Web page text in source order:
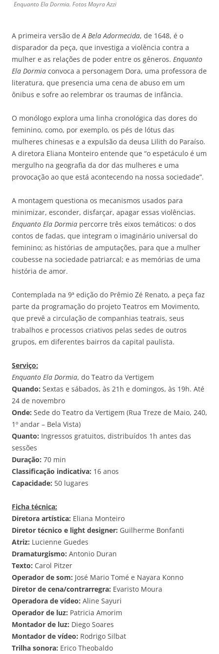
Enquanto Ela Dormia. Fotos Mayra Azzi
A primeira versão deA Bela Adormecida, de 1648, é o
disparador da peça, que investiga a violência contra a
mulher e as relações de poder entre os gêneros. Enquanto
Ela Dormia convoca a personagem Dora, uma professora de
literatura, que presencia uma cena de abuso em um
ônibus e sofre ao relembrar os traumas de infância.
O monólogo explora uma linha cronológica das dores do
feminino, como, por exemplo, os pés de lótus das
mulheres chinesas e a expulsão da deusa Lilith do Paraíso.
A diretora Eliana Monteiro entende que “o espetáculo é um
mergulho na geografia da dor das mulheres e uma
provocação ao que está acontecendo na nossa sociedade”.
A montagem questiona os mecanismos usados para
minimizar, esconder, disfarçar, apagar essas violências.
Enquanto Ela Dormia percorre três eixos temáticos: o dos
contos de fadas, que integram o imaginário universal do
feminino; as histórias de amputações, para que a mulher
coubesse na sociedade patriarcal; e as memórias de uma
história de amor.
Contemplada na 9ª edição do Prêmio Zé Renato, a peça faz
parte da programação do projeto Teatros em Movimento,
que prevê a circulação de companhias teatrais, seus
trabalhos e processos criativos pelas sedes de outros
grupos, em diferentes bairros da capital paulista.
Serviço:
Enquanto Ela Dormia, do Teatro da Vertigem
Quando: Sextas e sábados, às 21h e domingos, às 19h. Até
24 de novembro
Onde: Sede do Teatro da Vertigem (Rua Treze de Maio, 240,
1º andar – Bela Vista)
Quanto: Ingressos gratuitos, distribuídos 1h antes das
sessões
Duração: 70 min
Classificação indicativa: 16 anos
Capacidade: 50 lugares
Ficha técnica:
Diretora artística: Eliana Monteiro
Diretor técnico e light designer: Guilherme Bonfanti
Atriz: Lucienne Guedes
Dramaturgismo: Antonio Duran
Texto: Carol Pitzer
Operador de som: José Mario Tomé e Nayara Konno
Diretor de cena/contrarregra: Evaristo Moura
Operadora de vídeo: Aline Sayuri
Operador de luz: Patricia Amorim
Montador de luz: Diego Soares
Montador de vídeo: Rodrigo Silbat
Trilha sonora: Erico Theobaldo